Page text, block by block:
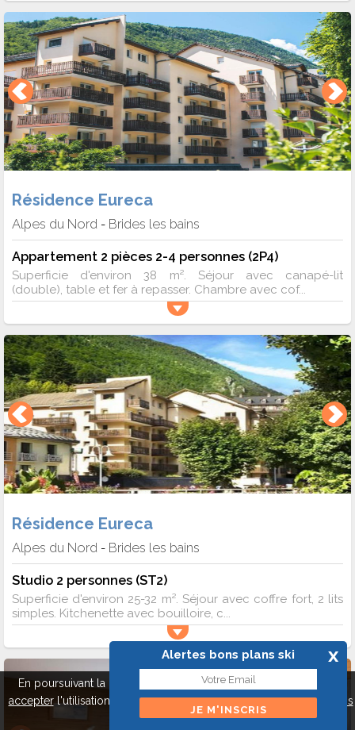
Résidence Eureca
Alpes du Nord - Brides les bains
Appartement 2 pièces 2-4 personnes (2P4)
Superficie d'environ 38 m². Séjour avec canapé-lit
(double), table et fer à repasser. Chambre avec cof...
Résidence Eureca
Alpes du Nord - Brides les bains
Studio 2 personnes (ST2)
Superficie d'environ 25-32 m². Séjour avec coffre fort, 2 lits
simples. Kitchenette avec bouilloire, c...
Alertes bons plans ski x
En poursuivant la navigation sur ce site, vous pouvez
accepterl'utilisation de cookies pour mieux vous servir.
A propos
des cookies
Fermer